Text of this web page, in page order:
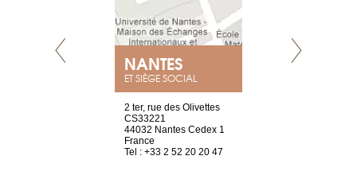
NANTES
ET SIÈGE SOCIAL
2 ter, rue des Olivettes
CS33221
44032 Nantes Cedex 1
France
Tel : +33 2 52 20 20 47